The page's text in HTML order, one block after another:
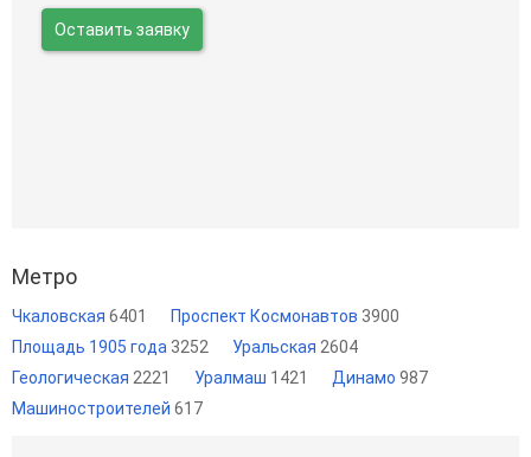
Оставить заявку
Метро
Чкаловская 6401 Проспект Космонавтов 3900
Площадь 1905 года 3252 Уральская 2604
Геологическая 2221 Уралмаш 1421 Динамо 987
Машиностроителей 617